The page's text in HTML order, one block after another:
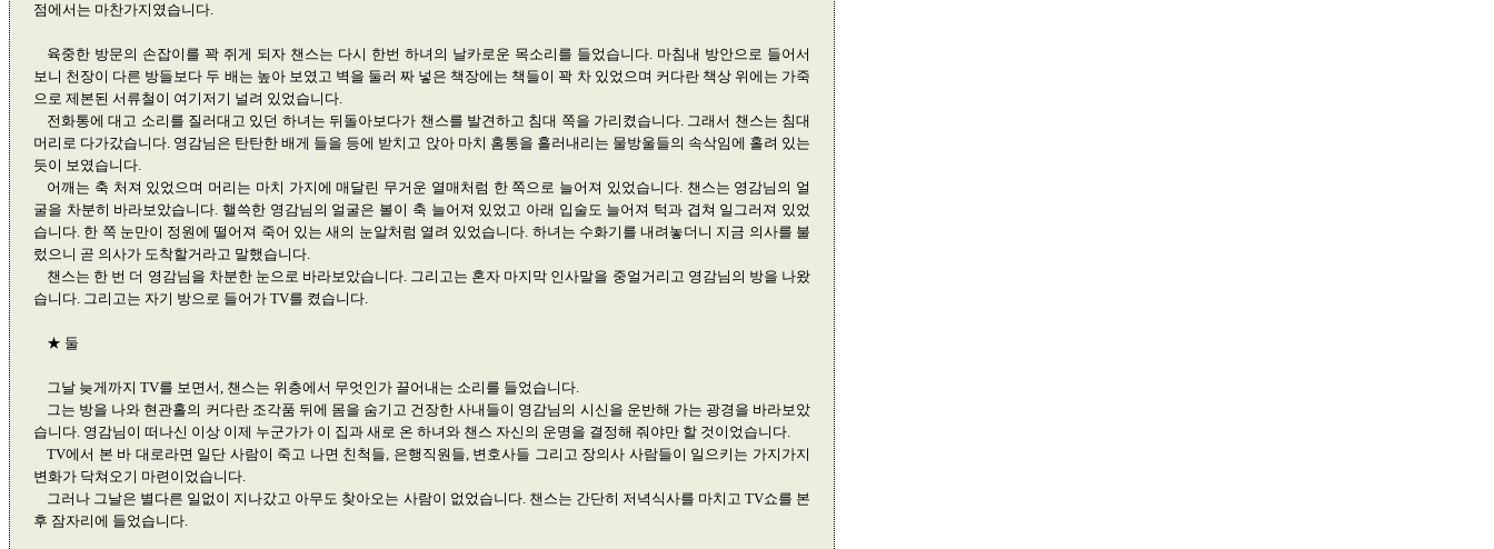
점에서는 마찬가지였습니다.
육중한 방문의 손잡이를 꽉 쥐게 되자 챈스는 다시 한번 하녀의 날카로운 목소리를 들었습니다. 마침내 방안으로 들어서
보니 천장이 다른 방들보다 두 배는 높아 보였고 벽을 둘러 짜 넣은 책장에는 책들이 꽉 차 있었으며 커다란 책상 위에는 가죽
으로 제본된 서류철이 여기저기 널려 있었습니다.
전화통에 대고 소리를 질러대고 있던 하녀는 뒤돌아보다가 챈스를 발견하고 침대 쪽을 가리켰습니다. 그래서 챈스는 침대
머리로 다가갔습니다. 영감님은 탄탄한 배게 들을 등에 받치고 앉아 마치 홈통을 흘러내리는 물방울들의 속삭임에 홀려 있는
듯이 보였습니다.
어깨는 축 처져 있었으며 머리는 마치 가지에 매달린 무거운 열매처럼 한 쪽으로 늘어져 있었습니다. 챈스는 영감님의 얼
굴을 차분히 바라보았습니다. 핼쓱한 영감님의 얼굴은 볼이 축 늘어져 있었고 아래 입술도 늘어져 턱과 겹쳐 일그러져 있었
습니다. 한 쪽 눈만이 정원에 떨어져 죽어 있는 새의 눈알처럼 열려 있었습니다. 하녀는 수화기를 내려놓더니 지금 의사를 불
렀으니 곧 의사가 도착할거라고 말했습니다.
챈스는 한 번 더 영감님을 차분한 눈으로 바라보았습니다. 그리고는 혼자 마지막 인사말을 중얼거리고 영감님의 방을 나왔
습니다. 그리고는 자기 방으로 들어가 TV를 켰습니다.
★ 둘
그날 늦게까지 TV를 보면서, 챈스는 위층에서 무엇인가 끌어내는 소리를 들었습니다.
그는 방을 나와 현관홀의 커다란 조각품 뒤에 몸을 숨기고 건장한 사내들이 영감님의 시신을 운반해 가는 광경을 바라보았
습니다. 영감님이 떠나신 이상 이제 누군가가 이 집과 새로 온 하녀와 챈스 자신의 운명을 결정해 줘야만 할 것이었습니다.
TV에서 본 바 대로라면 일단 사람이 죽고 나면 친척들, 은행직원들, 변호사들 그리고 장의사 사람들이 일으키는 가지가지
변화가 닥쳐오기 마련이었습니다.
그러나 그날은 별다른 일없이 지나갔고 아무도 찾아오는 사람이 없었습니다. 챈스는 간단히 저녁식사를 마치고 TV쇼를 본
후 잠자리에 들었습니다.